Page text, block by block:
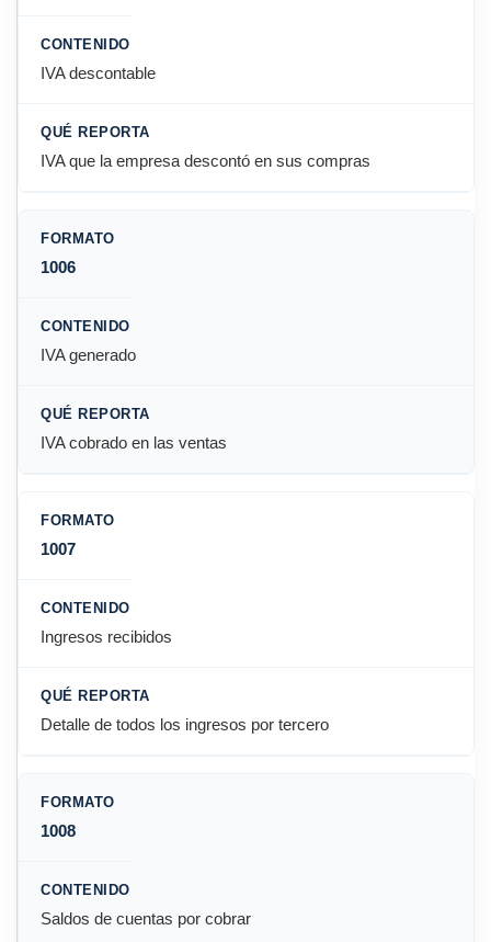
IVA descontable
IVA que la empresa descontó en sus compras
1006
IVA generado
IVA cobrado en las ventas
1007
Ingresos recibidos
Detalle de todos los ingresos por tercero
1008
Saldos de cuentas por cobrar